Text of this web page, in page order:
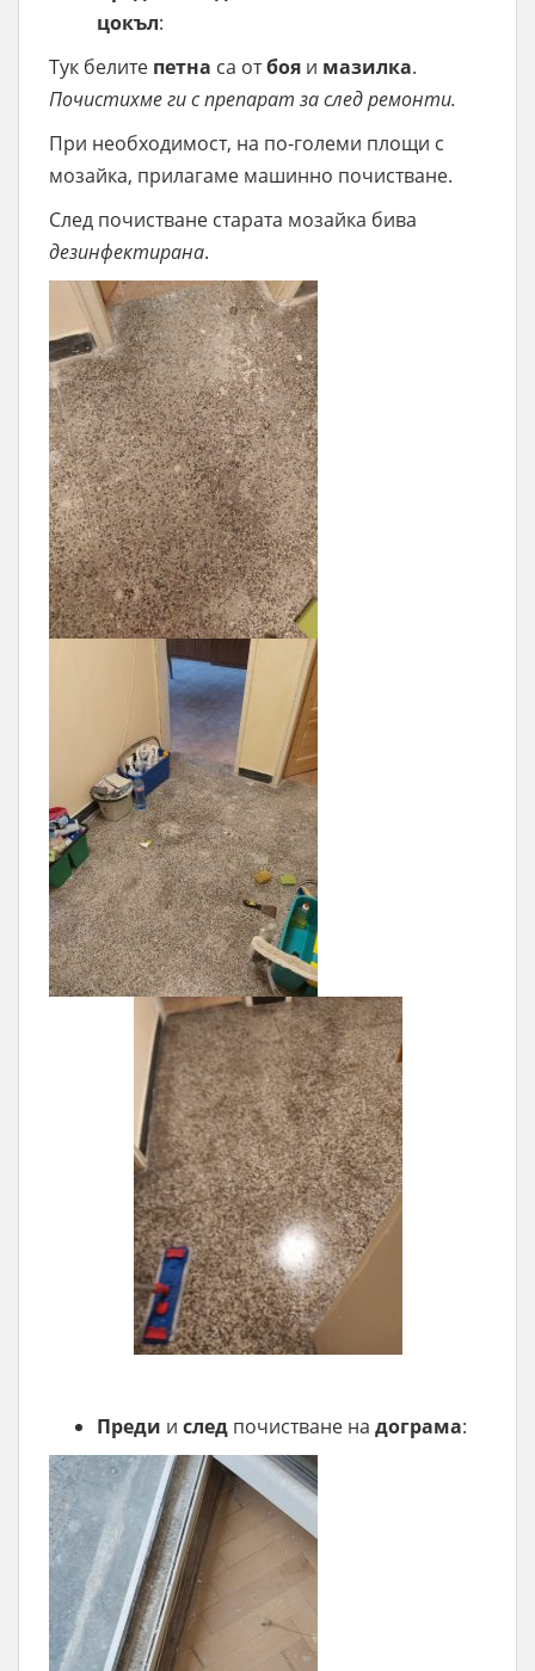
цокъл:
Тук белите петна са отбоя и мазилка.
Почистихме ги с препарат за след ремонти.
При необходимост, на по-големи площи с
мозайка, прилагаме машинно почистване.
След почистване старата мозайка бива
дезинфектирана.
Преди и след почистване на дограма: